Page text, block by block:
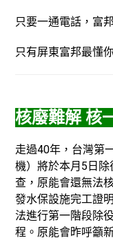
只要一通電話，富
只有屏東富邦最懂
核廢難解 核
走過40年，台灣第
機）將於本月5日
查，原能會還無法
發水保設施完工證
法進行第一階段除
程。原能會昨呼籲